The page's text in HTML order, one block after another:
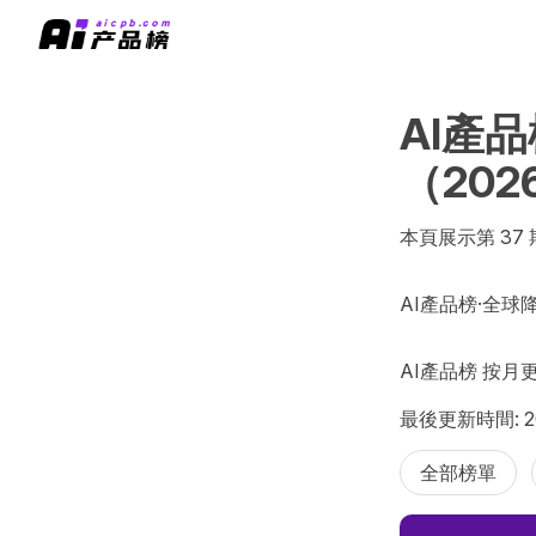
AI產
（
本頁展示第 37
AI產品榜·全球
AI產品榜 按月
最後更新時間:
全部榜單